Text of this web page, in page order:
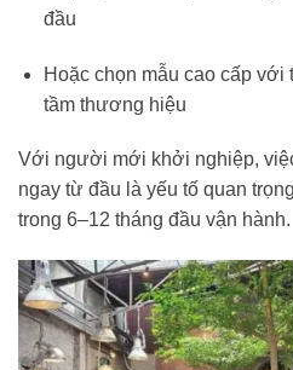
đầu
Hoặc chọn mẫu cao cấp với
tầm thương hiệu
Với người mới khởi nghiệp,
ngay từ đầu là yếu tố quan
trong 6–12 tháng đầu vận hành.